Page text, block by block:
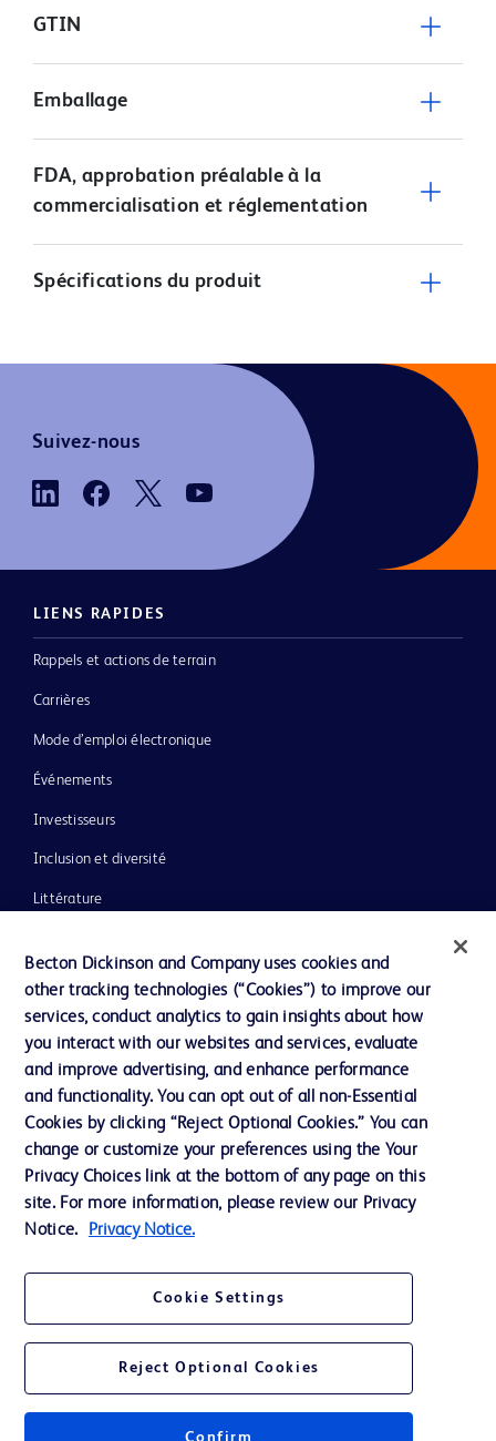
GTIN
Emballage
FDA, approbation préalable à la
commercialisation et réglementation
Spécifications du produit
Suivez-nous
LIENS RAPIDES
Rappels et actions de terrain
Carrières
Mode d’emploi électronique
Événements
Investisseurs
Inclusion et diversité
Littérature
Notre entreprise
Éthique et conformité
Nous contacter
Préférences en matière de cookies
Confidentialité
Accessibilité du site Web
© 2026 BD. Tous droits réservés. BD et le logo de BD sont des marques
Becton Dickinson and Company uses cookies and
other tracking technologies (“Cookies”) to improve our
services, conduct analytics to gain insights about how
you interact with our websites and services, evaluate
and improve advertising, and enhance performance
and functionality. You can opt out of all non-Essential
Cookies by clicking “Reject Optional Cookies.” You can
change or customize your preferences using the Your
Privacy Choices link at the bottom of any page on this
site. For more information, please review our Privacy
Notice.
Privacy Notice.
Cookie Settings
Reject Optional Cookies
Confirm